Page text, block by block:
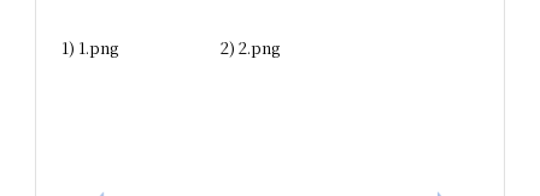
1) 1.png 2) 2.png